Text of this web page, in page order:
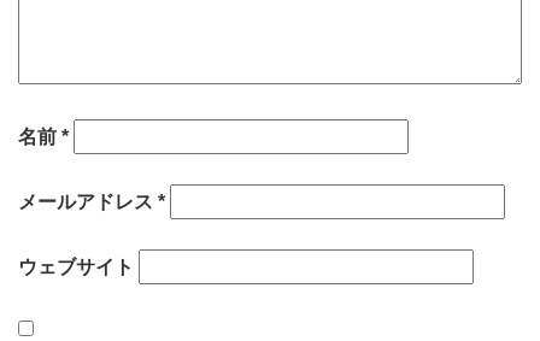
名前 *
メールアドレス *
ウェブサイト